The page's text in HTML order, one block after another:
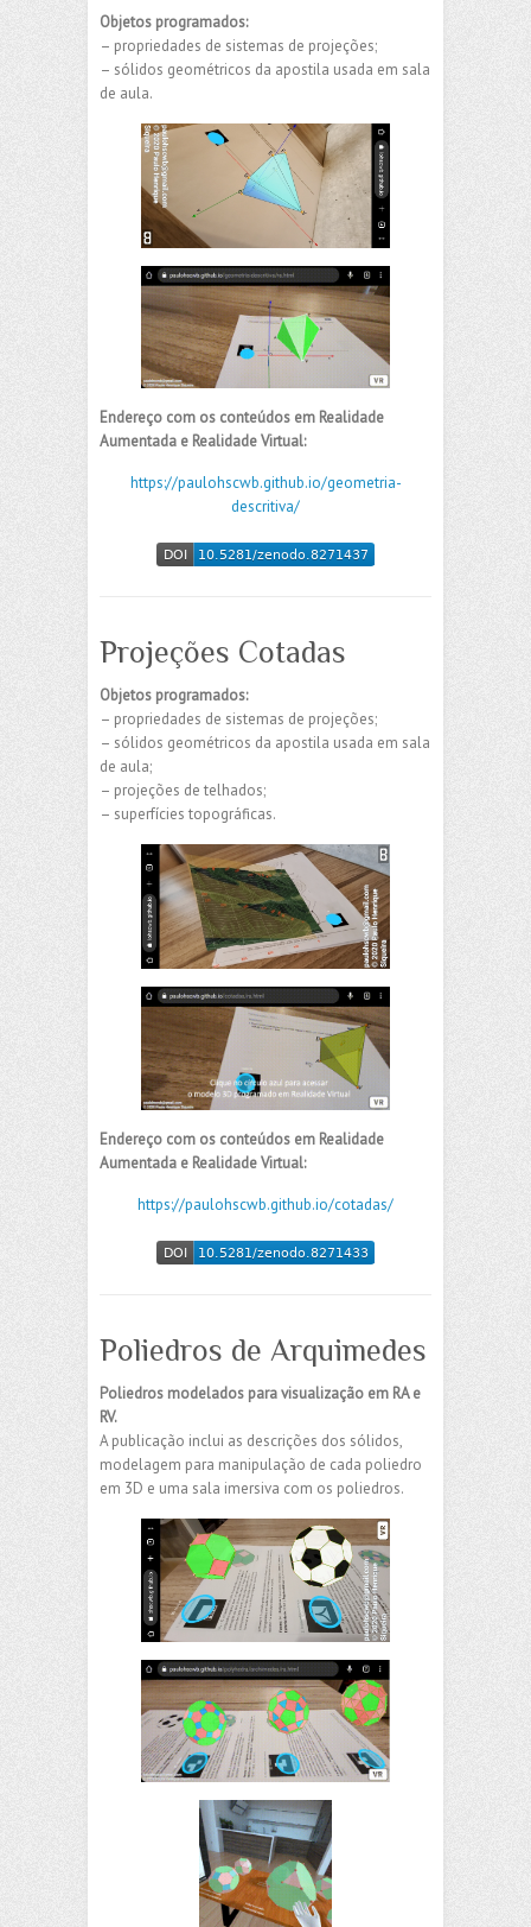
Objetos programados:
– propriedades de sistemas de projeções;
– sólidos geométricos da apostila usada em sala
de aula.
Endereço com os conteúdos em Realidade
Aumentada e Realidade Virtual:
https://paulohscwb.github.io/geometria-
descritiva/
Projeções Cotadas
Objetos programados:
– propriedades de sistemas de projeções;
– sólidos geométricos da apostila usada em sala
de aula;
– projeções de telhados;
– superfícies topográficas.
Endereço com os conteúdos em Realidade
Aumentada e Realidade Virtual:
https://paulohscwb.github.io/cotadas/
Poliedros de Arquimedes
Poliedros modelados para visualização em RA e
RV.
A publicação inclui as descrições dos sólidos,
modelagem para manipulação de cada poliedro
em 3D e uma sala imersiva com os poliedros.